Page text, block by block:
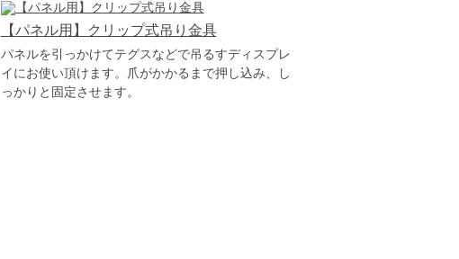
【パネル用】クリップ式吊り金具
パネルを引っかけてテグスなどで吊るすディスプレ
イにお使い頂けます。爪がかかるまで押し込み、し
っかりと固定させます。